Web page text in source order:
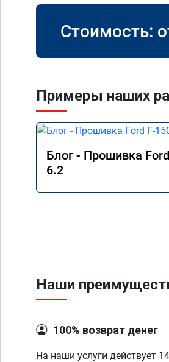
Стоимость:
Примеры наших
Блог - Прошивка
6.2
Наши
100% возврат денег
На наши услуги действует